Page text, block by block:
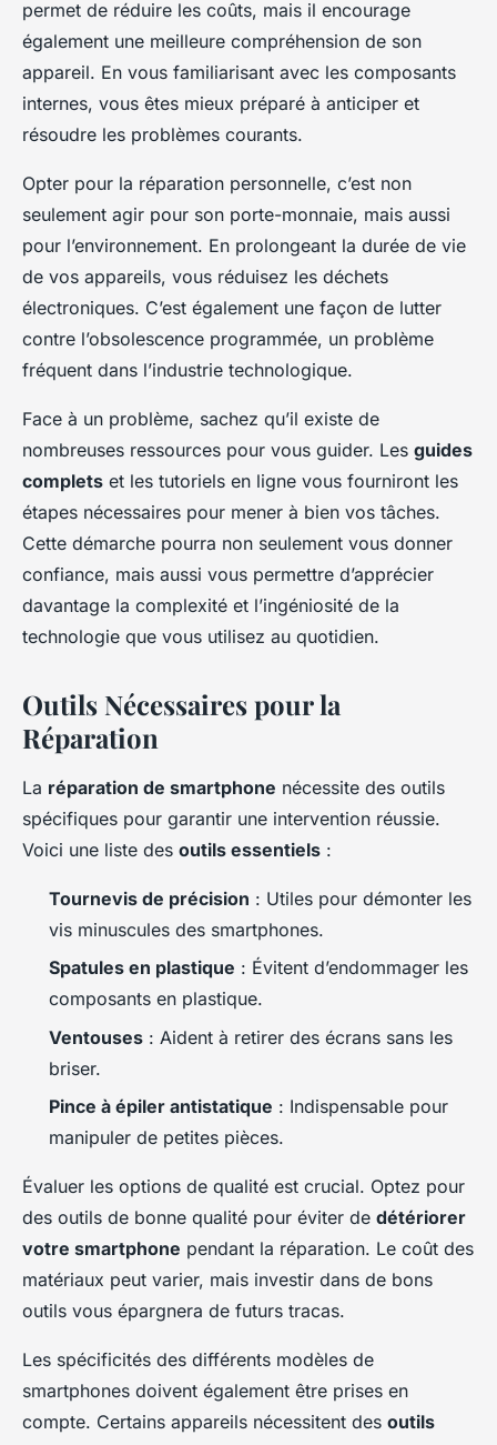
permet de réduire les coûts, mais il encourage
également une meilleure compréhension de son
appareil. En vous familiarisant avec les composants
internes, vous êtes mieux préparé à anticiper et
résoudre les problèmes courants.
Opter pour la réparation personnelle, c’est non
seulement agir pour son porte-monnaie, mais aussi
pour l’environnement. En prolongeant la durée de vie
de vos appareils, vous réduisez les déchets
électroniques. C’est également une façon de lutter
contre l’obsolescence programmée, un problème
fréquent dans l’industrie technologique.
Face à un problème, sachez qu’il existe de
nombreuses ressources pour vous guider. Les guides
complets et les tutoriels en ligne vous fourniront les
étapes nécessaires pour mener à bien vos tâches.
Cette démarche pourra non seulement vous donner
confiance, mais aussi vous permettre d’apprécier
davantage la complexité et l’ingéniosité de la
technologie que vous utilisez au quotidien.
Outils Nécessaires pour la
Réparation
La réparation de smartphone nécessite des outils
spécifiques pour garantir une intervention réussie.
Voici une liste des outils essentiels :
Tournevis de précision : Utiles pour démonter les
vis minuscules des smartphones.
Spatules en plastique : Évitent d’endommager les
composants en plastique.
Ventouses : Aident à retirer des écrans sans les
briser.
Pince à épiler antistatique : Indispensable pour
manipuler de petites pièces.
Évaluer les options de qualité est crucial. Optez pour
des outils de bonne qualité pour éviter de détériorer
votre smartphone pendant la réparation. Le coût des
matériaux peut varier, mais investir dans de bons
outils vous épargnera de futurs tracas.
Les spécificités des différents modèles de
smartphones doivent également être prises en
compte. Certains appareils nécessitent des outils